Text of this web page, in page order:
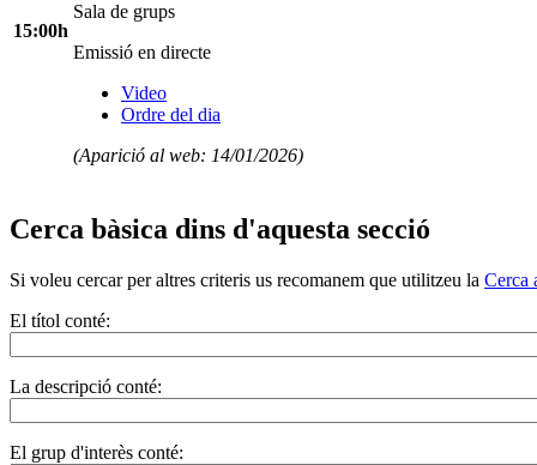
15:00h
Sala de grups
Emissió en directe
Video
Ordre del dia
(Aparició al web: 14/01/2026)
Cerca bàsica dins d'aquesta secció
Si voleu cercar per altres criteris us recomanem que utilitzeu la Cerca
El títol conté:
La descripció conté:
El grup d'interès conté: